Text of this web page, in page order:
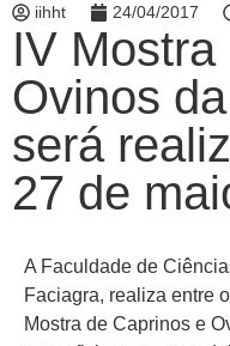
iihht 24/04/2017
IV
Ovinos
será
27 de
A Faculdade de
Faciagra, realiza entre
Mostra de Caprinos e